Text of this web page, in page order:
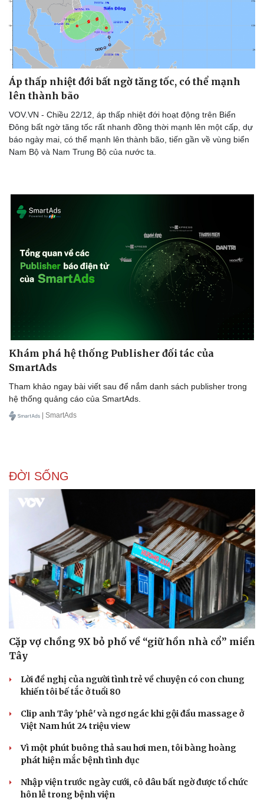
Thể thao
Bóng đá
Lịch thi đấu bóng đá
Thế giới thể thao
eSports
Hậu trường
Ô tô - Xe máy
Ô tô
Xe máy
Áp thấp nhiệt đới bất ngờ tăng tốc, có thể mạnh
lên thành bão
VOV.VN - Chiều 22/12, áp thấp nhiệt đới hoạt động trên Biển
Đông bất ngờ tăng tốc rất nhanh đồng thời mạnh lên một cấp, dự
báo ngày mai, có thể mạnh lên thành bão, tiến gần về vùng biển
Nam Bộ và Nam Trung Bộ của nước ta.
Khám phá hệ thống Publisher đối tác của
SmartAds
Tham khảo ngay bài viết sau để nắm danh sách publisher trong
hệ thống quảng cáo của SmartAds.
| SmartAds
ĐỜI SỐNG
Cặp vợ chồng 9X bỏ phố về “giữ hồn nhà cổ” miền
Tây
Lời đề nghị của người tình trẻ về chuyện có con chung
khiến tôi bế tắc ở tuổi 80
Clip anh Tây 'phê' và ngơ ngác khi gội đầu massage ở
Việt Nam hút 24 triệu view
Vì một phút buông thả sau hơi men, tôi bàng hoàng
phát hiện mắc bệnh tình dục
Nhập viện trước ngày cưới, cô dâu bất ngờ được tổ chức
hôn lễ trong bệnh viện